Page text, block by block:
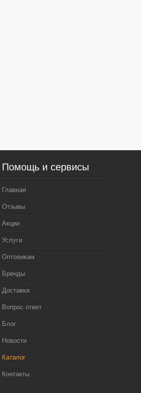
Помощь и сервисы
Главная
Отзывы
Акции
Услуги
Оптовикам
Бренды
Доставка
Вопрос ответ
Блог
Новости
Каталог
Контакты